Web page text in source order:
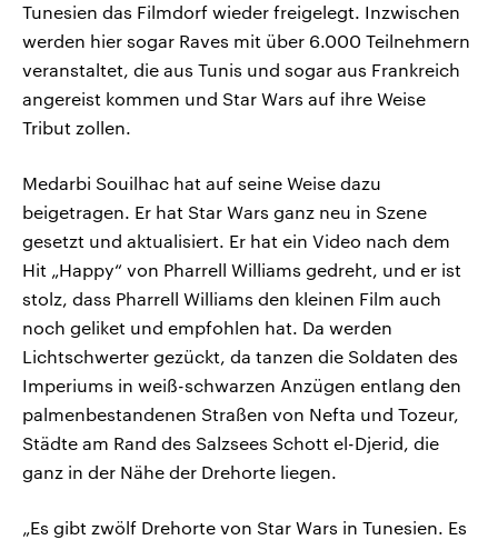
Tunesien das Filmdorf wieder freigelegt. Inzwischen
werden hier sogar Raves mit über 6.000 Teilnehmern
veranstaltet, die aus Tunis und sogar aus Frankreich
angereist kommen und Star Wars auf ihre Weise
Tribut zollen.
Medarbi Souilhac hat auf seine Weise dazu
beigetragen. Er hat Star Wars ganz neu in Szene
gesetzt und aktualisiert. Er hat ein Video nach dem
Hit „Happy“ von Pharrell Williams gedreht, und er ist
stolz, dass Pharrell Williams den kleinen Film auch
noch geliket und empfohlen hat. Da werden
Lichtschwerter gezückt, da tanzen die Soldaten des
Imperiums in weiß-schwarzen Anzügen entlang den
palmenbestandenen Straßen von Nefta und Tozeur,
Städte am Rand des Salzsees Schott el-Djerid, die
ganz in der Nähe der Drehorte liegen.
„Es gibt zwölf Drehorte von Star Wars in Tunesien. Es